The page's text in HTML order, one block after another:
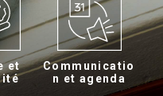
et
Communicatio
n et agenda